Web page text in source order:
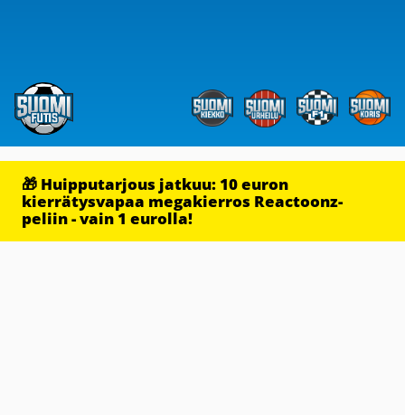
🎁 Huipputarjous jatkuu: 10 euron
kierrätysvapaa megakierros Reactoonz-
peliin - vain 1 eurolla!